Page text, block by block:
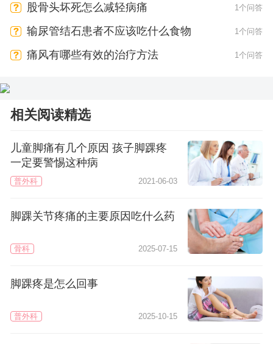
股骨头坏死怎么减轻病痛 1个问答
输尿管结石患者不应该吃什么食物 1个问答
痛风有哪些有效的治疗方法 1个问答
相关阅读精选
儿童脚痛有几个原因 孩子脚踝疼
一定要警惕这种病
普外科 2021-06-03
脚踝关节疼痛的主要原因吃什么药
骨科 2025-07-15
脚踝疼是怎么回事
普外科 2025-10-15